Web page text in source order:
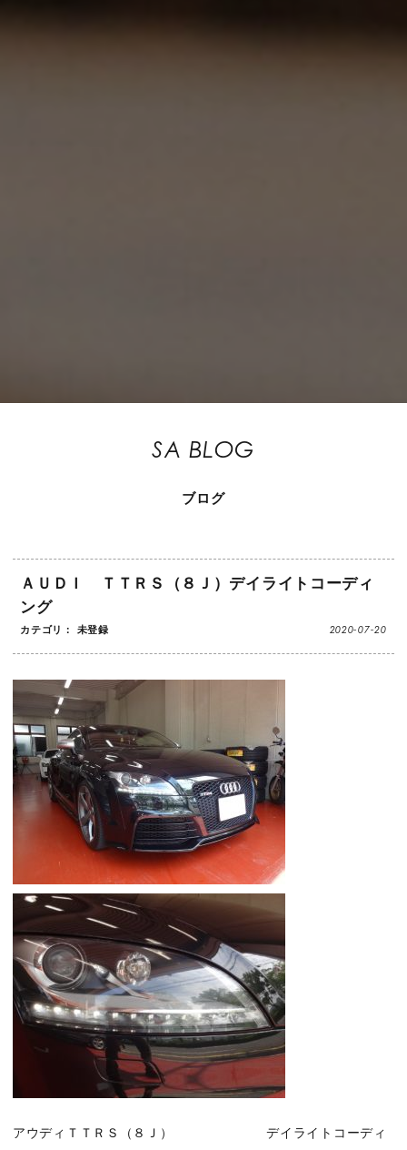
SA BLOG
ブログ
ＡＵＤＩ ＴＴＲＳ（８Ｊ）デイライトコーディ
ング
カテゴリ： 未登録 2020-07-20
アウディＴＴＲＳ（８Ｊ） デイライトコーディ